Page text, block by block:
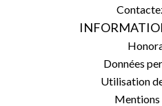
Données
Utilisation
Mentions